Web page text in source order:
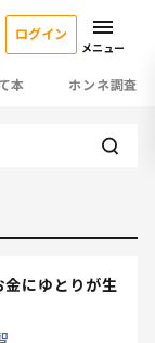
本 ホンネ調査
ログイン
メニュー
にゆとりが生